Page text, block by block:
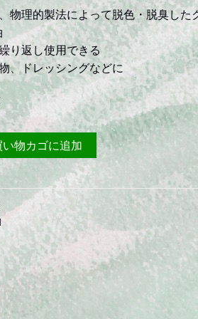
物理的製法によって脱色・脱臭した
り返し使用できる
、ドレッシングなどに
い物カゴに追加